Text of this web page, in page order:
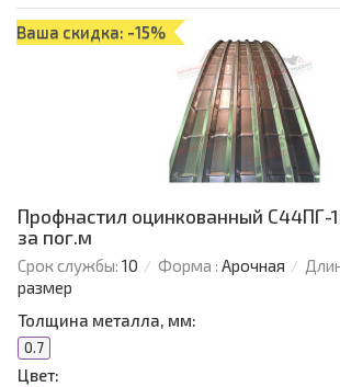
Ваша скидка: -15%
Профнастил оцинкованный С44ПГ-
за пог.м
Срок службы: 10 Форма : Арочная
размер
Толщина металла, мм:
0.7
Цвет: